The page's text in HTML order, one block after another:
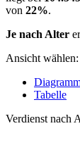
von 22%.
Je nach Alter
Ansicht wählen:
Tabelle
Verdienst nach